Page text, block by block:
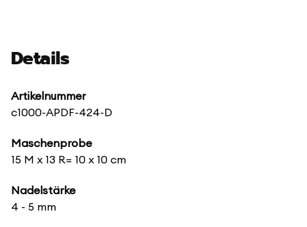
Details
Artikelnummer
c1000-APDF-424-D
Maschenprobe
15 M x 13 R= 10 x 10 cm
Nadelstärke
4 - 5 mm